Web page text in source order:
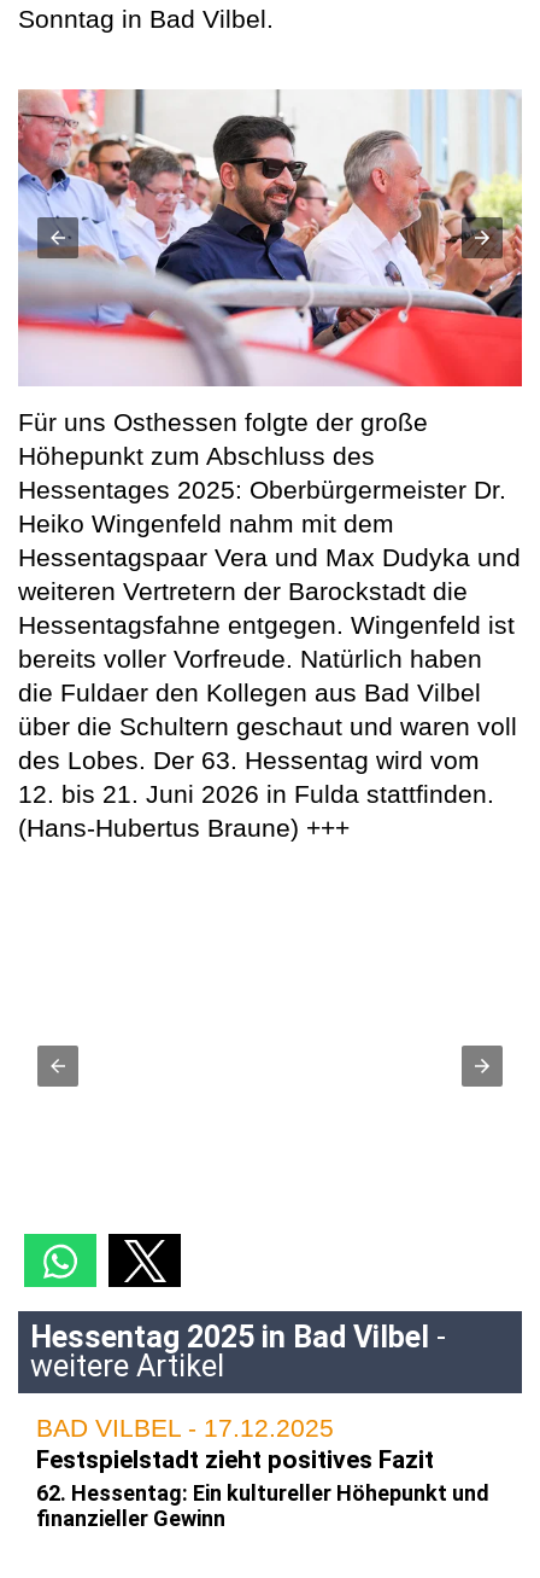
Sonntag in Bad Vilbel.
Für uns Osthessen folgte der große
Höhepunkt zum Abschluss des
Hessentages 2025: Oberbürgermeister Dr.
Heiko Wingenfeld nahm mit dem
Hessentagspaar Vera und Max Dudyka und
weiteren Vertretern der Barockstadt die
Hessentagsfahne entgegen. Wingenfeld ist
bereits voller Vorfreude. Natürlich haben
die Fuldaer den Kollegen aus Bad Vilbel
über die Schultern geschaut und waren voll
des Lobes. Der 63. Hessentag wird vom
12. bis 21. Juni 2026 in Fulda stattfinden.
(Hans-Hubertus Braune) +++
Hessentag 2025 in Bad Vilbel -
weitere Artikel
BAD VILBEL - 17.12.2025
Festspielstadt zieht positives Fazit
62. Hessentag: Ein kultureller Höhepunkt und
finanzieller Gewinn